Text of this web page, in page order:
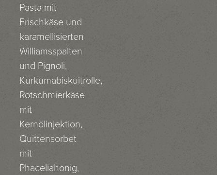
Pasta mit
Frischkäse und
karamellisierten
Williamsspalten
und Pignoli,
Kurkumabiskuitrolle,
Rotschmierkäse
mit
Kernölinjektion,
Quittensorbet
mit
Phaceliahonig,